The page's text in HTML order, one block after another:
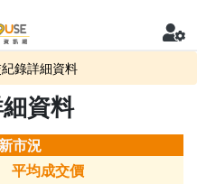
錄詳細資料
資料
市況
平均成交價